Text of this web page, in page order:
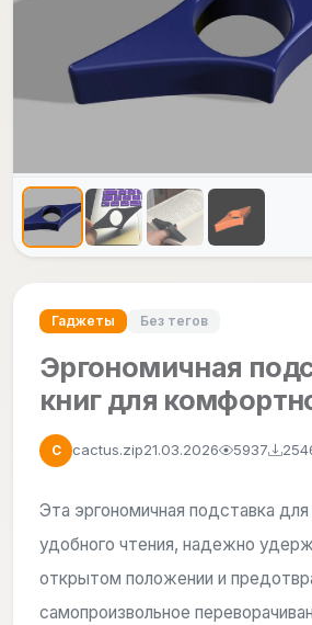
Гаджеты Без тегов
Эргономичная
книг для
C cactus.zip21.03.2026 5937
Эта эргономичная подставка
удобного чтения, надежно
открытом положении и
самопроизвольное